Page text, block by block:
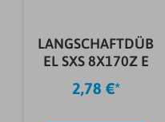
LANGSCHAFTDÜB
EL SXS 8X170Z E
2,78 €*